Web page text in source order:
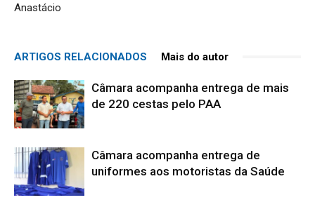
Anastácio
ARTIGOS RELACIONADOS Mais do autor
Câmara acompanha entrega de mais
de 220 cestas pelo PAA
Câmara acompanha entrega de
uniformes aos motoristas da Saúde